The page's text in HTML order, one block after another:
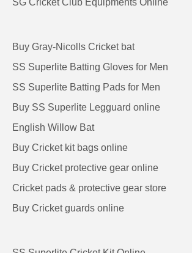
Buy Gray-Nicolls Cricket bat
SS Superlite Batting Gloves for Men
SS Superlite Batting Pads for Men
Buy SS Superlite Legguard online
English Willow Bat
Buy Cricket kit bags online
Buy Cricket protective gear online
Cricket pads & protective gear store
Buy Cricket guards online